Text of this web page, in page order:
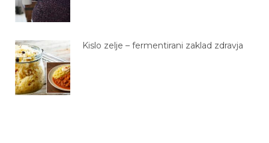
Kislo zelje – fermentirani zaklad zdravja